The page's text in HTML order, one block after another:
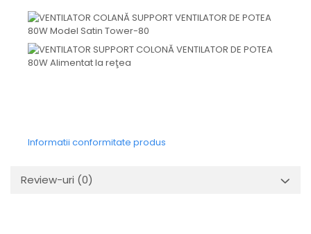
Informatii conformitate produs
Review-uri (0)